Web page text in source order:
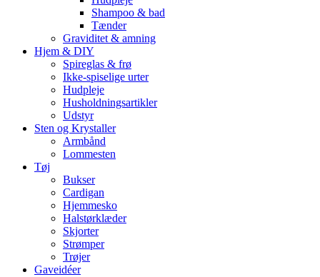
Shampoo & bad
Tænder
Graviditet & amning
Hjem & DIY
Spireglas & frø
Ikke-spiselige urter
Hudpleje
Husholdningsartikler
Udstyr
Sten og Krystaller
Armbånd
Lommesten
Tøj
Bukser
Cardigan
Hjemmesko
Halstørklæder
Skjorter
Strømper
Trøjer
Gaveidéer